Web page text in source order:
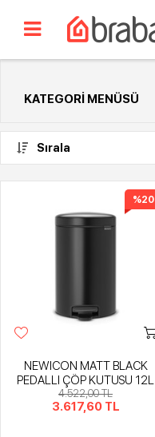
KATEGORI MENÜSÜ
Sırala
%20
NEWICON MATT BLACK
PEDALLI ÇÖP KUTUSU 12L
4.522,00 TL
3.617,60 TL